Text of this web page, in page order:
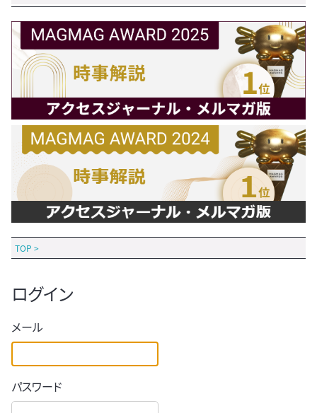
TOP >
ログイン
メール
パスワード